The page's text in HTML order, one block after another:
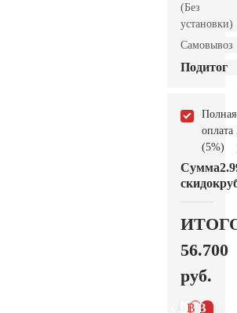
(Без
установки)
Самовывоз
Подитог
Полная
оплата
(5%)
Сумма
скидок
56.700
руб.
В
В 1